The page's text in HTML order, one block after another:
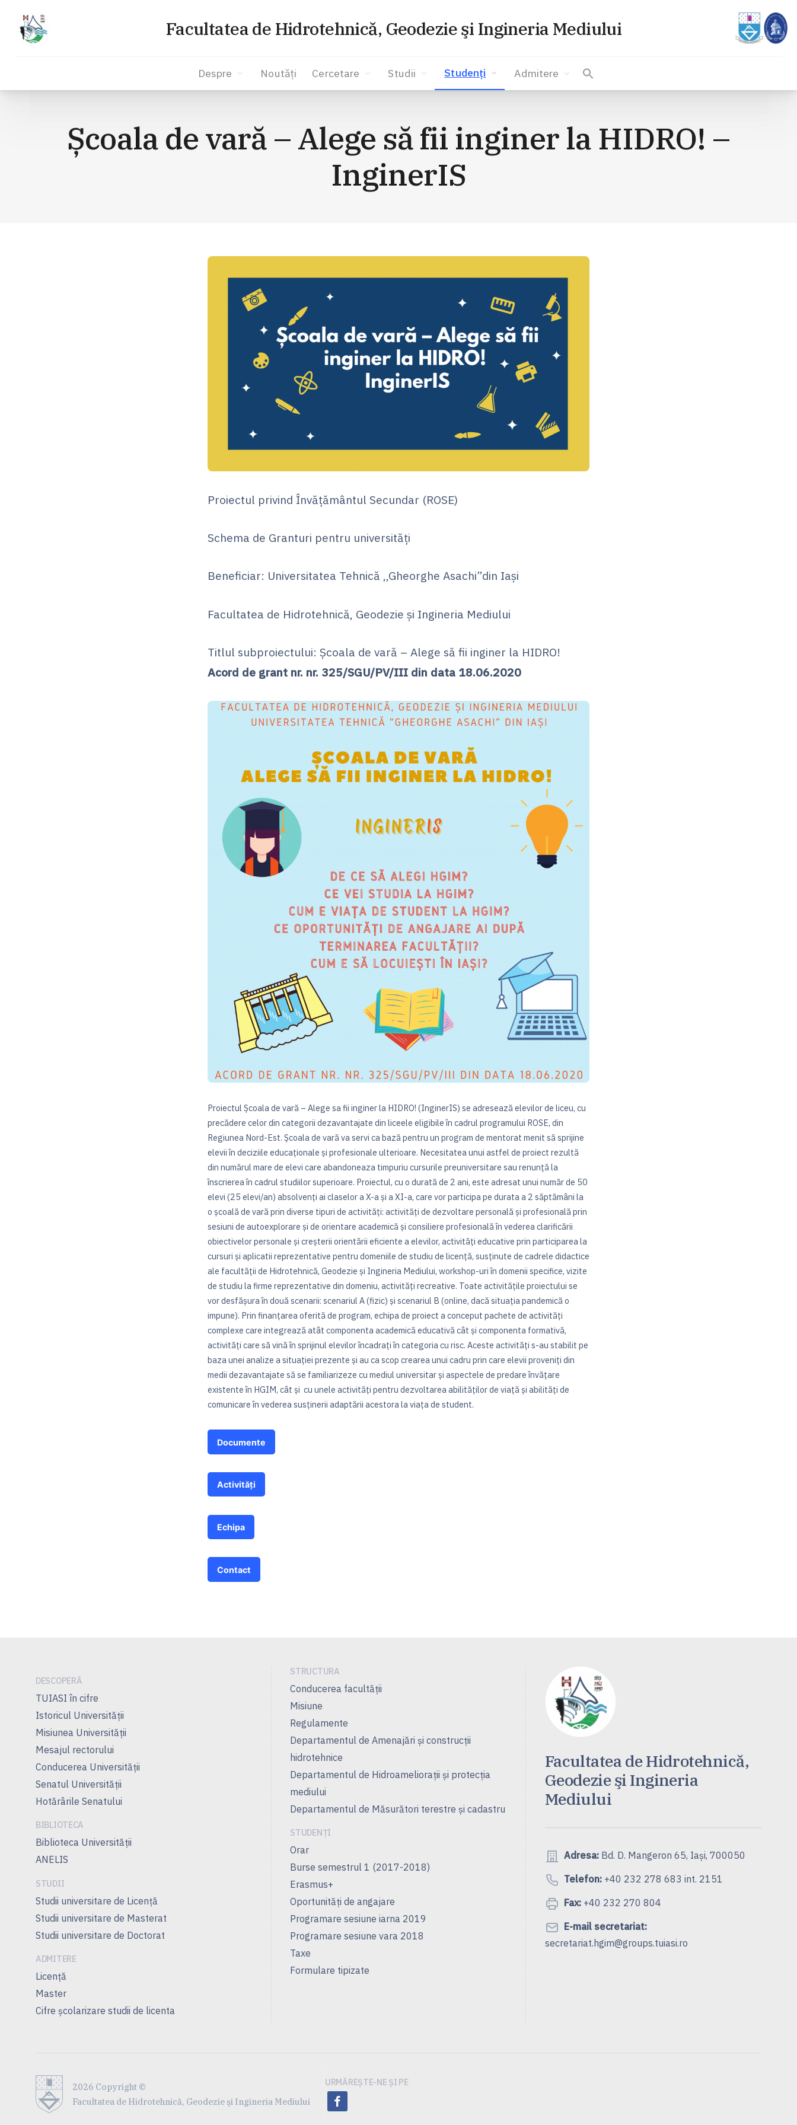
Facultatea de Hidrotehnică, Geodezie şi Ingineria Mediului
Despre Noutăți Cercetare Studii Studenți Admitere
Școala de vară – Alege să fii inginer la HIDRO! –
InginerIS
Proiectul privind Învățământul Secundar (ROSE)
Schema de Granturi pentru universități
Beneficiar: Universitatea Tehnică ,,Gheorghe Asachi”din Iași
Facultatea de Hidrotehnică, Geodezie și Ingineria Mediului
Titlul subproiectului: Școala de vară – Alege să fii inginer la HIDRO!
Acord de grant nr. nr. 325/SGU/PV/III din data 18.06.2020
Proiectul Școala de vară – Alege sa fii inginer la HIDRO! (InginerIS) se adresează elevilor de liceu, cu
precădere celor din categorii dezavantajate din liceele eligibile în cadrul programului ROSE, din
Regiunea Nord-Est. Școala de vară va servi ca bază pentru un program de mentorat menit să sprijine
elevii în deciziile educaționale și profesionale ulterioare. Necesitatea unui astfel de proiect rezultă
din numărul mare de elevi care abandoneaza timpuriu cursurile preuniversitare sau renunță la
înscrierea în cadrul studiilor superioare. Proiectul, cu o durată de 2 ani, este adresat unui număr de 50
elevi (25 elevi/an) absolvenți ai claselor a X-a și a XI-a, care vor participa pe durata a 2 săptămâni la
o școală de vară prin diverse tipuri de activități: activități de dezvoltare personală și profesională prin
sesiuni de autoexplorare și de orientare academică și consiliere profesională în vederea clarificării
obiectivelor personale și creșterii orientării eficiente a elevilor, activități educative prin participarea la
cursuri și aplicatii reprezentative pentru domeniile de studiu de licență, susținute de cadrele didactice
ale facultății de Hidrotehnică, Geodezie și Ingineria Mediului, workshop-uri în domenii specifice, vizite
de studiu la firme reprezentative din domeniu, activități recreative. Toate activitățile proiectului se
vor desfășura în două scenarii: scenariul A (fizic) și scenariul B (online, dacă situația pandemică o
impune). Prin finanțarea oferită de program, echipa de proiect a conceput pachete de activități
complexe care integrează atât componenta academică educativă cât și componenta formativă,
activități care să vină în sprijinul elevilor încadrați în categoria cu risc. Aceste activități s-au stabilit pe
baza unei analize a situației prezente și au ca scop crearea unui cadru prin care elevii proveniți din
medii dezavantajate să se familiarizeze cu mediul universitar şi aspectele de predare învăţare
existente în HGIM, cât şi cu unele activităţi pentru dezvoltarea abilităţilor de viaţă și abilităţi de
comunicare în vederea susţinerii adaptării acestora la viaţa de student.
Documente
Activități
Echipa
Contact
DESCOPERĂ
TUIASI în cifre
Istoricul Universităţii
Misiunea Universităţii
Mesajul rectorului
Conducerea Universităţii
Senatul Universității
Hotărârile Senatului
BIBLIOTECA
Biblioteca Universității
ANELIS
STUDII
Studii universitare de Licenţă
Studii universitare de Masterat
Studii universitare de Doctorat
ADMITERE
Licență
Master
Cifre școlarizare studii de licenta
STRUCTURA
Conducerea facultății
Misiune
Regulamente
Departamentul de Amenajări şi construcţii
hidrotehnice
Departamentul de Hidroamelioraţii şi protecţia
mediului
Departamentul de Măsurători terestre şi cadastru
STUDENȚI
Orar
Burse semestrul 1 (2017-2018)
Erasmus+
Oportunități de angajare
Programare sesiune iarna 2019
Programare sesiune vara 2018
Taxe
Formulare tipizate
Facultatea de Hidrotehnică,
Geodezie şi Ingineria
Mediului
Adresa:Bd. D. Mangeron 65, Iași, 700050
Telefon:+40 232 278 683 int. 2151
Fax:+40 232 270 804
E-mail secretariat:
secretariat.hgim@groups.tuiasi.ro
2026 Copyright ©
Facultatea de Hidrotehnică, Geodezie şi Ingineria Mediului
URMĂREȘTE-NE ȘI PE
facebook